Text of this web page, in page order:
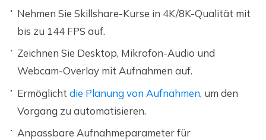
Nehmen Sie Skillshare-Kurse in 4K/8K-Qualität mit
bis zu 144 FPS auf.
Zeichnen Sie Desktop, Mikrofon-Audio und
Webcam-Overlay mit Aufnahmen auf.
Ermöglichtdie Planung von Aufnahmen, um den
Vorgang zu automatisieren.
Anpassbare Aufnahmeparameter für